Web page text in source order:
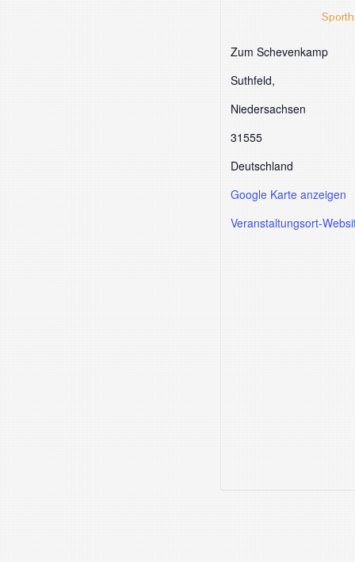
Zum Schevenkamp
Suthfeld,
Niedersachsen
31555
Deutschland
Google Karte anzeigen
Veranstaltungsort-